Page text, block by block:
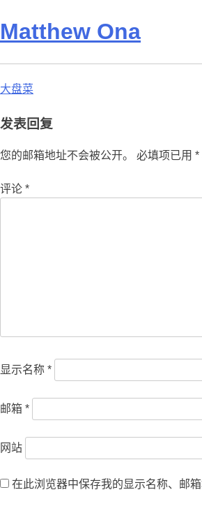
Matthew Ona
文
章
大盘菜
发表回复
您的邮箱地址不会被公开。 必填项已用 *
评论 *
显示名称 *
邮箱 *
网站
在此浏览器中保存我的显示名称、邮